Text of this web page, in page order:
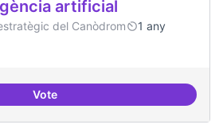
artificial
del Canòdrom
1 any
VoteTemes: Intel·ligència artificial